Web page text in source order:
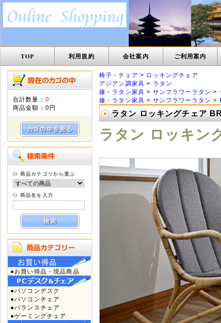
TOP 利用規約 会社案内 ご利用案内
合計数量： 0
商品金額： 0円
商品カテゴリから選ぶ
商品名を入力
●お買い得品・現品商品
●パソコンデスク
●パソコンチェア
●バランスチェア
●ゲーミングチェア
椅子・チェア > ロッキングチェア
アジアン調家具 > ラタン
籐・ラタン家具 > サンフラワーラタン >
籐・ラタン家具 > サンフラワーラタン >
ラタン ロッキングチェア
ラタン ロッキン